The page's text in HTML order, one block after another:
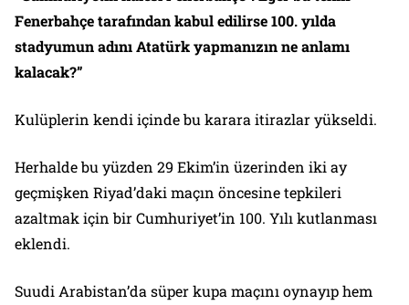
Fenerbahçe tarafından kabul edilirse 100. yılda
stadyumun adını Atatürk yapmanızın ne anlamı
kalacak?”
Kulüplerin kendi içinde bu karara itirazlar yükseldi.
Herhalde bu yüzden 29 Ekim’in üzerinden iki ay
geçmişken Riyad’daki maçın öncesine tepkileri
azaltmak için bir Cumhuriyet’in 100. Yılı kutlanması
eklendi.
Suudi Arabistan’da süper kupa maçını oynayıp hem